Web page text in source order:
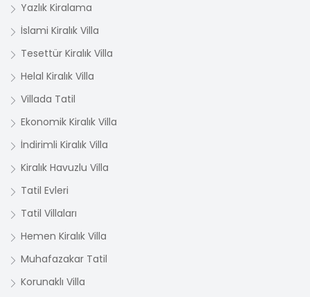
Yazlık Kiralama
İslami Kiralık Villa
Tesettür Kiralık Villa
Helal Kiralık Villa
Villada Tatil
Ekonomik Kiralık Villa
İndirimli Kiralık Villa
Kiralık Havuzlu Villa
Tatil Evleri
Tatil Villaları
Hemen Kiralık Villa
Muhafazakar Tatil
Korunaklı Villa